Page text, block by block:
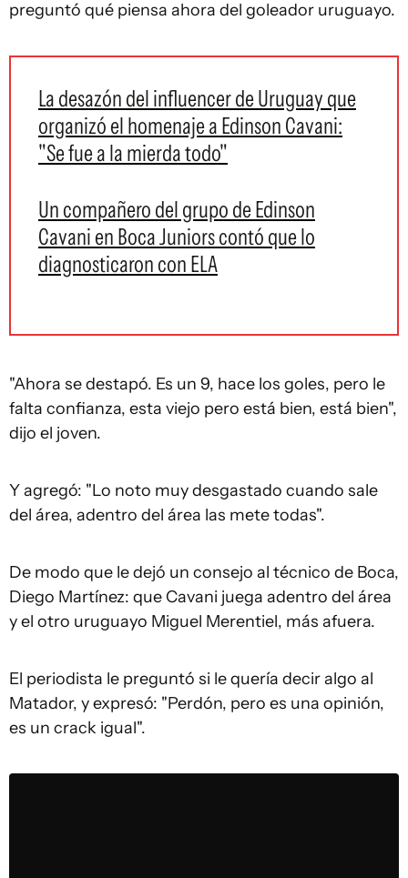
preguntó qué piensa ahora del goleador uruguayo.
La desazón del influencer de Uruguay que
organizó el homenaje a Edinson Cavani:
"Se fue a la mierda todo"
Un compañero del grupo de Edinson
Cavani en Boca Juniors contó que lo
diagnosticaron con ELA
"Ahora se destapó. Es un 9, hace los goles, pero le
falta confianza, esta viejo pero está bien, está bien",
dijo el joven.
Y agregó: "Lo noto muy desgastado cuando sale
del área, adentro del área las mete todas".
De modo que le dejó un consejo al técnico de Boca,
Diego Martínez: que Cavani juega adentro del área
y el otro uruguayo Miguel Merentiel, más afuera.
El periodista le preguntó si le quería decir algo al
Matador, y expresó: "Perdón, pero es una opinión,
es un crack igual".